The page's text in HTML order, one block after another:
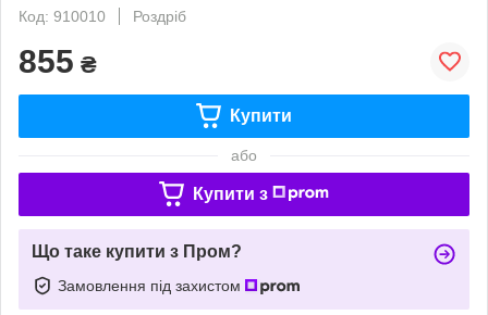
Код: 910010
Роздріб
855 ₴
Купити
або
Купити з
Що таке купити з Пром?
Замовлення під захистом